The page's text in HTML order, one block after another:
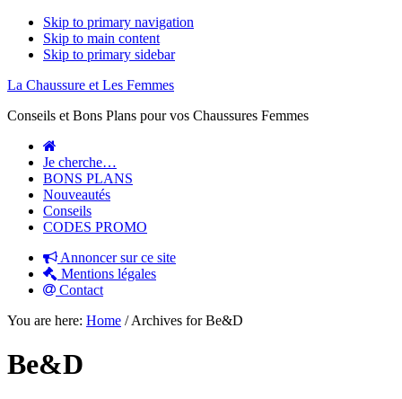
Skip to primary navigation
Skip to main content
Skip to primary sidebar
La Chaussure et Les Femmes
Conseils et Bons Plans pour vos Chaussures Femmes
Je cherche…
BONS PLANS
Nouveautés
Conseils
CODES PROMO
Annoncer sur ce site
Mentions légales
Contact
You are here: Home /Archives for Be&D
Be&D